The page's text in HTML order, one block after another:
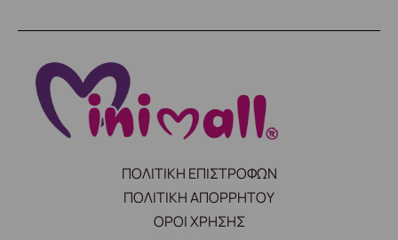
ΠΟΛΙΤΙΚΗ ΕΠΙΣΤΡΟΦΩΝ
ΠΟΛΙΤΙΚΗ ΑΠΟΡΡΗΤΟΥ
ΟΡΟΙ ΧΡΗΣΗΣ